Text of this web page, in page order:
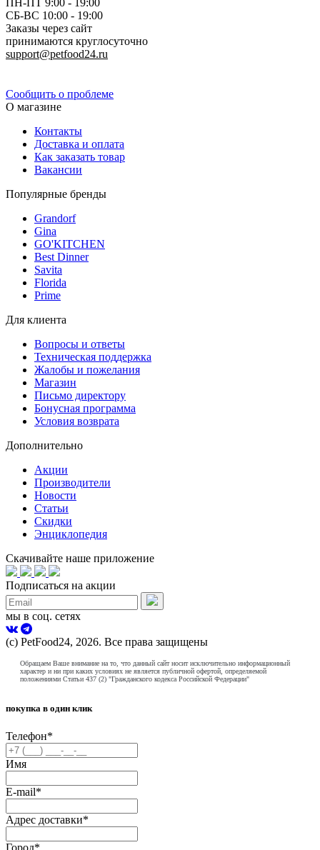
ПН-ПТ 9:00 - 19:00
СБ-ВС 10:00 - 19:00
Заказы через сайт
принимаются круглосуточно
support@petfood24.ru
Сообщить о проблеме
О магазине
Контакты
Доставка и оплата
Как заказать товар
Вакансии
Популярные бренды
Grandorf
Gina
GO'KITCHEN
Best Dinner
Savita
Florida
Prime
Для клиента
Вопросы и ответы
Техническая поддержка
Жалобы и пожелания
Магазин
Письмо директору
Бонусная программа
Условия возврата
Дополнительно
Акции
Производители
Новости
Статьи
Скидки
Энциклопедия
Скачивайте наше приложение
Подписаться на акции
мы в соц. сетях
(с) PetFood24, 2026. Все права защищены
Обращаем Ваше внимание на то, что данный сайт носит исключительно информационный
характер и ни при каких условиях не является публичной офертой, определяемой
положениями Статьи 437 (2) "Гражданского кодекса Российской Федерации"
покупка в один клик
Телефон*
Имя
E-mail*
Адрес доставки*
Город*